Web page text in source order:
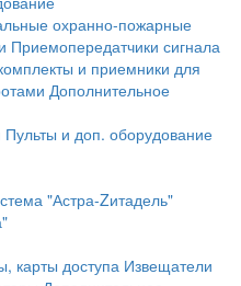
охранно-пожарные
Приемопередатчики сигнала
и приемники для
Дополнительное
Пульты и доп. оборудование
"Астра-Zитадель"
карты доступа Извещатели